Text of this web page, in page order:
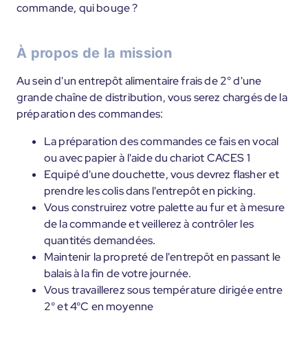
commande, qui bouge ?
À propos de la mission
Au sein d'un entrepôt alimentaire frais de 2° d'une
grande chaîne de distribution, vous serez chargés de la
préparation des commandes:
La préparation des commandes ce fais en vocal
ou avec papier à l'aide du chariot CACES 1
Equipé d'une douchette, vous devrez flasher et
prendre les colis dans l'entrepôt en picking.
Vous construirez votre palette au fur et à mesure
de la commande et veillerez à contrôler les
quantités demandées.
Maintenir la propreté de l'entrepôt en passant le
balais à la fin de votre journée.
Vous travaillerez sous température dirigée entre
2° et 4°C en moyenne